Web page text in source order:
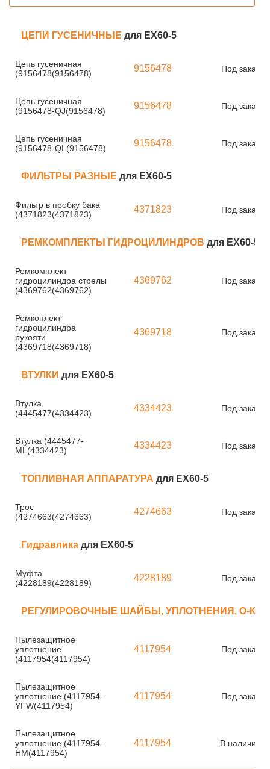
ЦЕПИ ГУСЕНИЧНЫЕ для EX60-5
Цепь гусеничная
(9156478(9156478)
9156478 Под заказ
Цепь гусеничная
(9156478-QJ(9156478)
9156478 Под заказ
Цепь гусеничная
(9156478-QL(9156478)
9156478 Под заказ
ФИЛЬТРЫ РАЗНЫЕ для EX60-5
Фильтр в пробку бака
(4371823(4371823)
4371823 Под заказ
РЕМКОМПЛЕКТЫ ГИДРОЦИЛИНДРОВ для EX60-5
Ремкомплект
гидроцилиндра стрелы
(4369762(4369762)
4369762 Под заказ
Ремкоплект
гидроцилиндра
рукояти
(4369718(4369718)
4369718 Под заказ
ВТУЛКИ для EX60-5
Втулка
(4445477(4334423)
4334423 Под заказ
Втулка (4445477-
ML(4334423)
4334423 Под заказ
ТОПЛИВНАЯ АППАРАТУРА для EX60-5
Трос
(4274663(4274663)
4274663 Под заказ
Гидравлика для EX60-5
Муфта
(4228189(4228189)
4228189 Под заказ
РЕГУЛИРОВОЧНЫЕ ШАЙБЫ, УПЛОТНЕНИЯ, О-
Пылезащитное
уплотнение
(4117954(4117954)
4117954 Под заказ
Пылезащитное
уплотнение (4117954-
YFW(4117954)
4117954 Под заказ
Пылезащитное
уплотнение (4117954-
HM(4117954)
4117954 В наличии